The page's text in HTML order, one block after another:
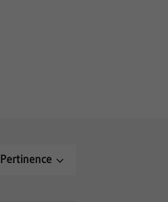
Pertinence